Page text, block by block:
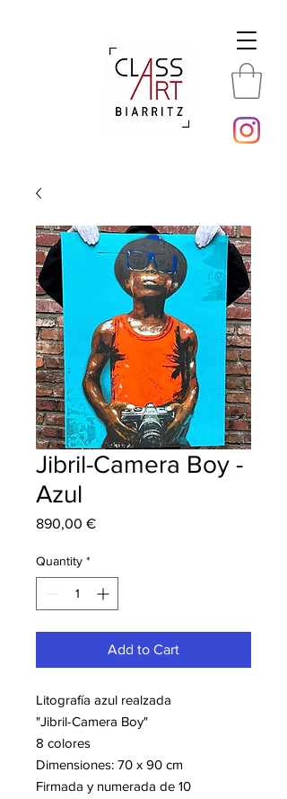
Jibril-Camera Boy -
Azul
890,00 €Price
Quantity *
Add to Cart
Litografía azul realzada
"Jibril-Camera Boy"
8 colores
Dimensiones: 70 x 90 cm
Firmada y numerada de 10